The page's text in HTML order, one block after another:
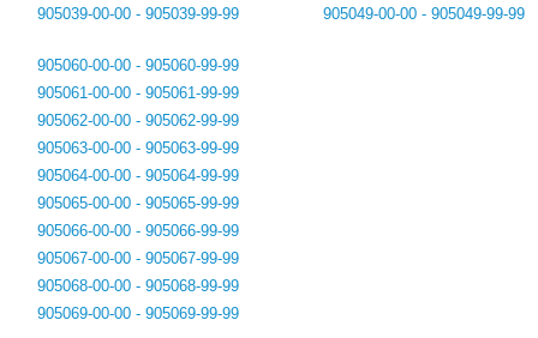
905039-00-00 - 905039-99-99
905049-00-00 - 905049-99-99
905060-00-00 - 905060-99-99
905061-00-00 - 905061-99-99
905062-00-00 - 905062-99-99
905063-00-00 - 905063-99-99
905064-00-00 - 905064-99-99
905065-00-00 - 905065-99-99
905066-00-00 - 905066-99-99
905067-00-00 - 905067-99-99
905068-00-00 - 905068-99-99
905069-00-00 - 905069-99-99